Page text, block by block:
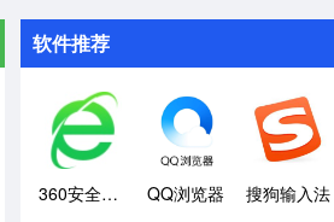
软件推荐
360安全浏览器 QQ浏览器 搜狗输入法